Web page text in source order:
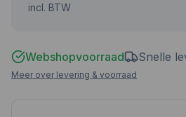
incl. BTW
Webshopvoorraad Snelle
Meer over levering & voorraad